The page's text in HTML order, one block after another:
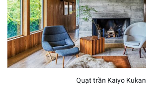
Quạt trần Kaiyo Kukan